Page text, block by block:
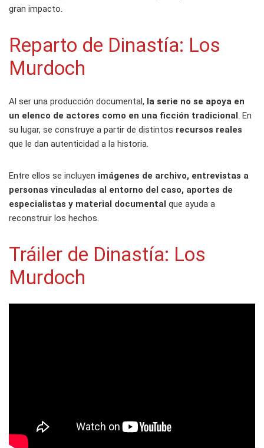
gran impacto.
Reparto de Dinastía: Los
Murdoch
Al ser una producción documental, la serie no se apoya en
un elenco de actores como en una ficción tradicional. En
su lugar, se construye a partir de distintos recursos reales
que le dan autenticidad a la historia.
Entre ellos se incluyen imágenes de archivo, entrevistas a
personas vinculadas al entorno del caso, aportes de
especialistas y material documental que ayuda a
reconstruir los hechos.
Tráiler de Dinastía: Los
Murdoch